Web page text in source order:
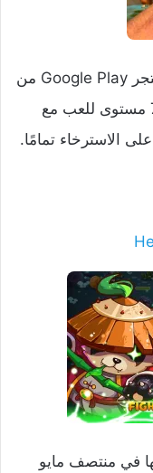
لعبة إثارة حاصلة على تقييم 4.5 في متجر Google Play من
مجموع 25 ألف تقييم، تشتمل على 70 مستوى للعب مع
الاسترخاء تمامًا.
في منتصف مايو